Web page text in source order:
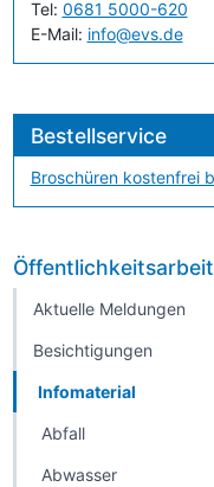
Öffentlichkeitsarbeit
Aktuelle Meldungen
Besichtigungen
Infomaterial
Abfall
Abwasser
Tel: 0681 5000-620
E-Mail: info@evs.de
Bestellservice
Broschüren kostenfrei